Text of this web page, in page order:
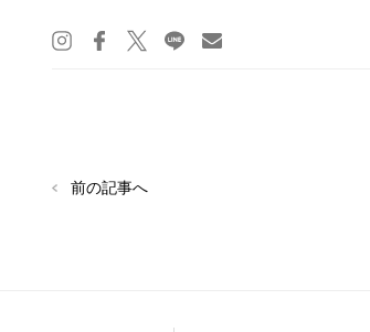
前の記事へ